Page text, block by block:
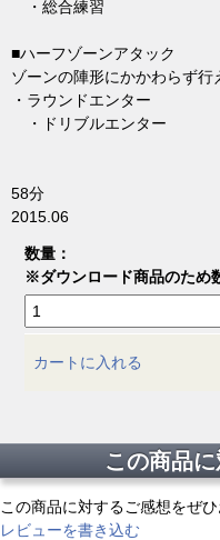
・総合練習
■ハーフゾーンアタック
ゾーンの陣形にかかわらず行
・ラウンドエンター
・ドリブルエンター
58分
2015.06
数量：
※ダウンロード商品のため
カートに入れる
この商品
この商品に対するご感想をぜひ
レビューを書き込む